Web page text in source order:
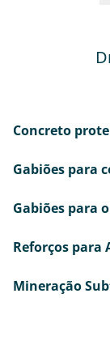
Concreto
Gabiões para
Gabiões para
Reforços para
Mineração